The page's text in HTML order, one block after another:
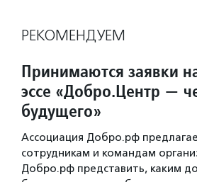
РЕКОМЕНДУЕМ
Принимаются заявки
эссе «Добро.Центр —
будущего»
Ассоциация Добро.рф
сотрудникам и командам
Добро.рф представить, каким